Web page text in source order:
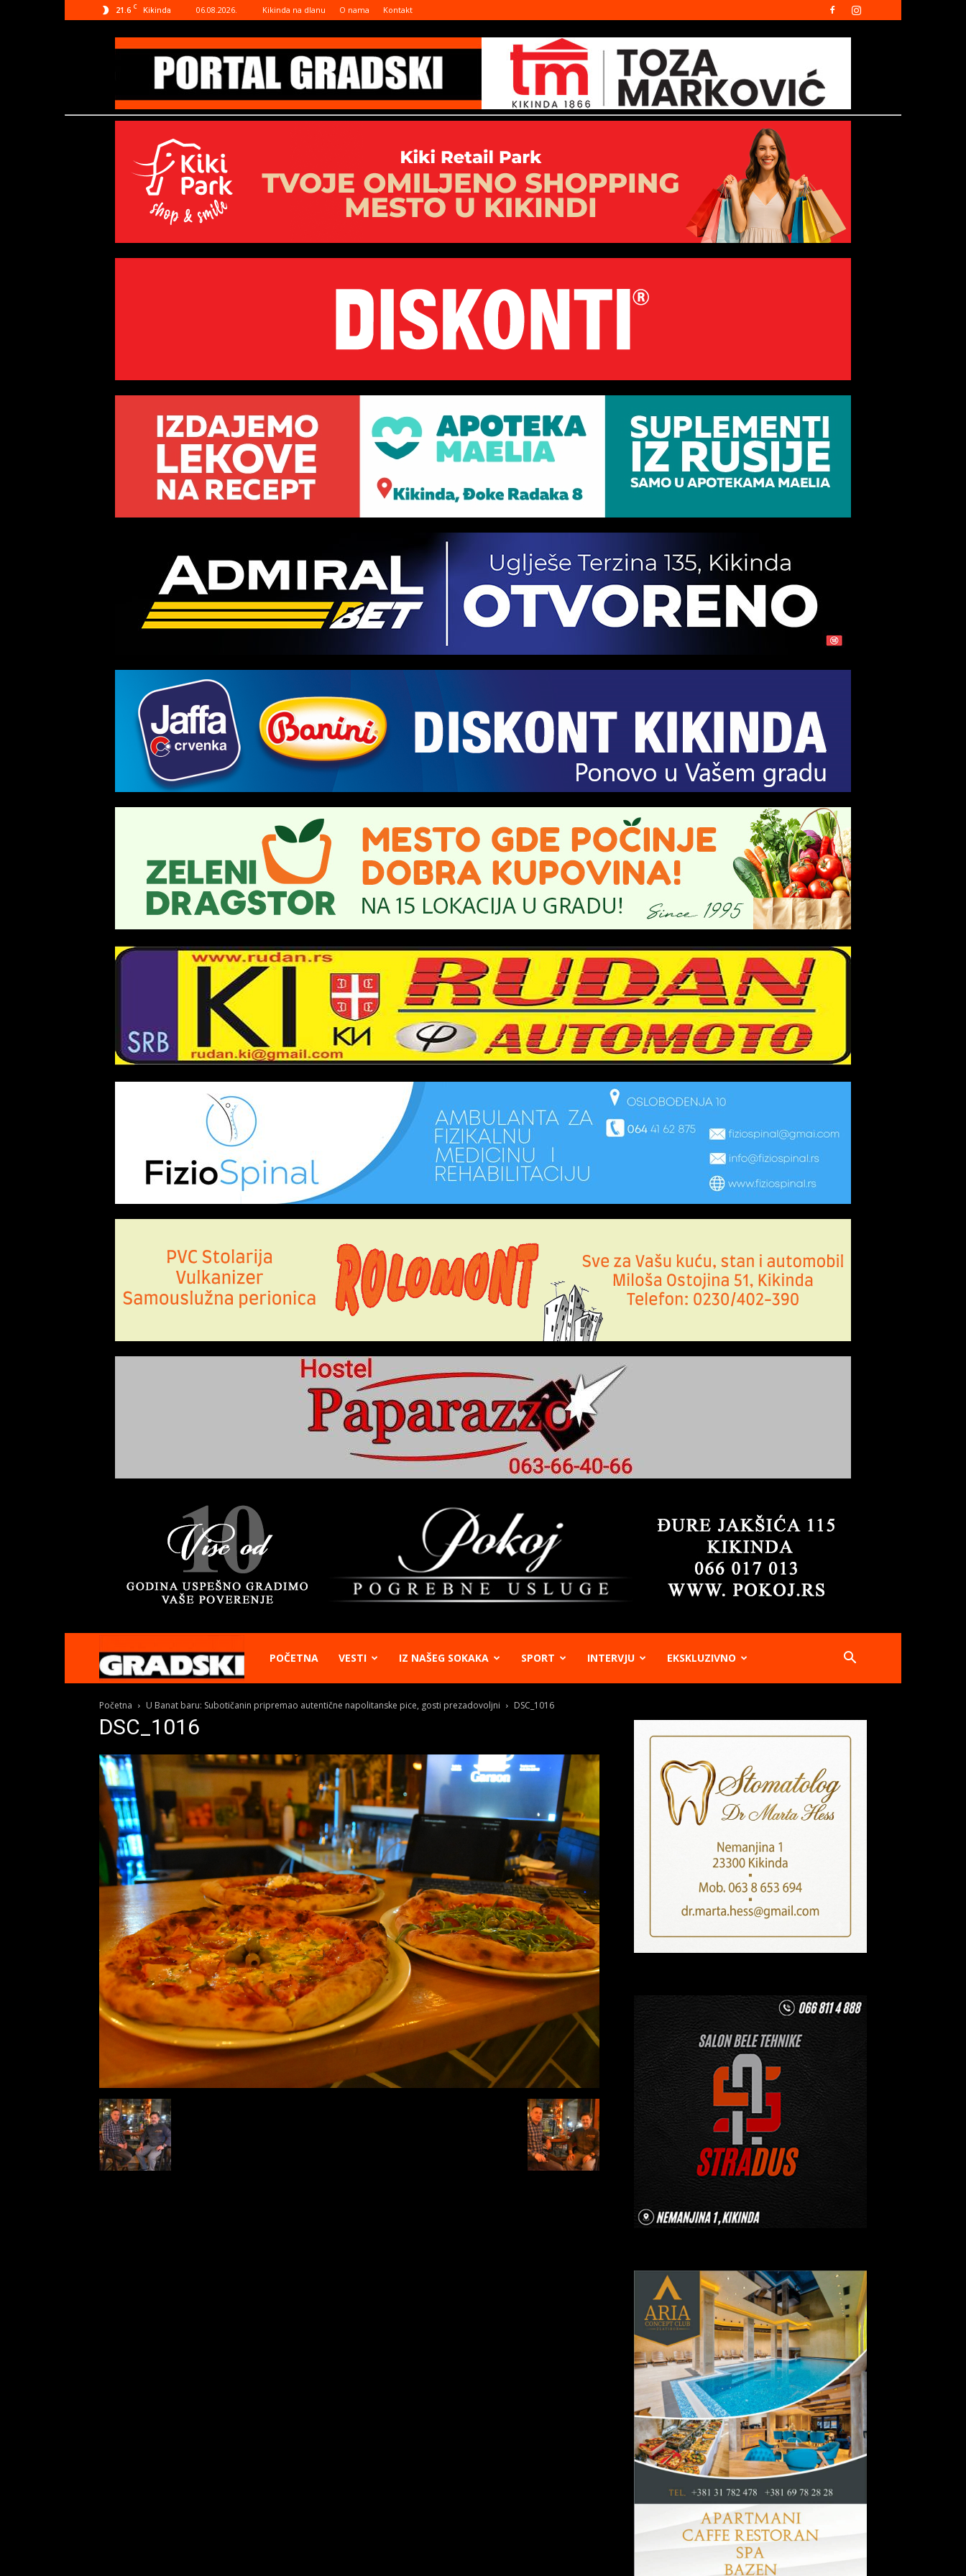
21.6 C Kikinda 06.08.2026. Kikinda na dlanu O nama Kontakt
Gradski
Online
Kikinda
POČETNA VESTI IZ NAŠEG SOKAKA SPORT INTERVJU EKSKLUZIVNO
Početna U Banat baru: Subotičanin pripremao autentične napolitanske pice, gosti prezadovoljni DSC_1016
DSC_1016